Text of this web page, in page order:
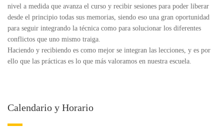
nivel a medida que avanza el curso y recibir sesiones para poder liberar
desde el principio todas sus memorias, siendo eso una gran oportunidad
para seguir integrando la técnica como para solucionar los diferentes
conflictos que uno mismo traiga.
Haciendo y recibiendo es como mejor se integran las lecciones, y es por
ello que las prácticas es lo que más valoramos en nuestra escuela.
Calendario y Horario